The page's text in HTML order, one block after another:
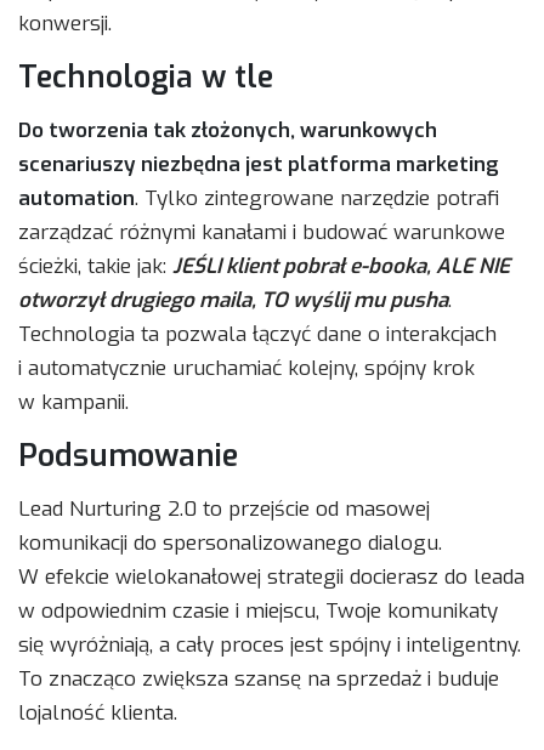
konwersji.
Technologia w tle
Do tworzenia tak złożonych, warunkowych
scenariuszy niezbędna jest platforma marketing
automation. Tylko zintegrowane narzędzie potrafi
zarządzać różnymi kanałami i budować warunkowe
ścieżki, takie jak: JEŚLI klient pobrał e-booka, ALE NIE
otworzył drugiego maila, TO wyślij mu pusha.
Technologia ta pozwala łączyć dane o interakcjach
i automatycznie uruchamiać kolejny, spójny krok
w kampanii.
Podsumowanie
Lead Nurturing 2.0 to przejście od masowej
komunikacji do spersonalizowanego dialogu.
W efekcie wielokanałowej strategii docierasz do leada
w odpowiednim czasie i miejscu, Twoje komunikaty
się wyróżniają, a cały proces jest spójny i inteligentny.
To znacząco zwiększa szansę na sprzedaż i buduje
lojalność klienta.